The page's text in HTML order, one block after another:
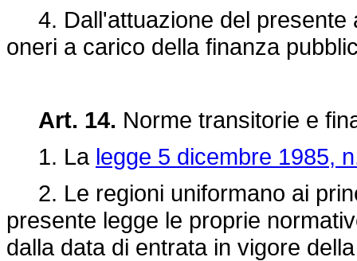
4. Dall'attuazione del presente
oneri a carico della finanza
Art. 14. Norme transitorie e
1. La legge 5 dicembre 1985,
2. Le regioni uniformano ai
presente legge le proprie
dalla data di entrata in vigore